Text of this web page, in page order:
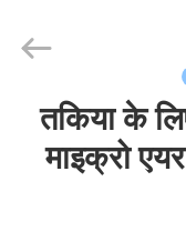
co.,limited.
तकिया के
माइक्रो